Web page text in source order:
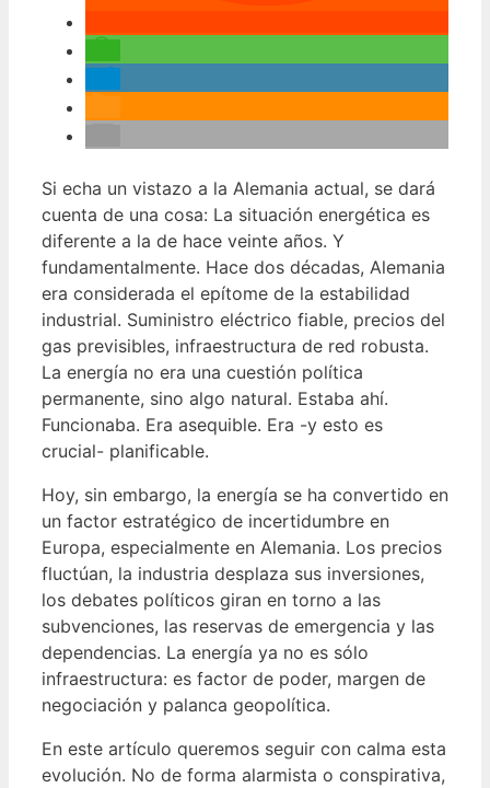
Si echa un vistazo a la Alemania actual, se dará
cuenta de una cosa: La situación energética es
diferente a la de hace veinte años. Y
fundamentalmente. Hace dos décadas, Alemania
era considerada el epítome de la estabilidad
industrial. Suministro eléctrico fiable, precios del
gas previsibles, infraestructura de red robusta.
La energía no era una cuestión política
permanente, sino algo natural. Estaba ahí.
Funcionaba. Era asequible. Era -y esto es
crucial- planificable.
Hoy, sin embargo, la energía se ha convertido en
un factor estratégico de incertidumbre en
Europa, especialmente en Alemania. Los precios
fluctúan, la industria desplaza sus inversiones,
los debates políticos giran en torno a las
subvenciones, las reservas de emergencia y las
dependencias. La energía ya no es sólo
infraestructura: es factor de poder, margen de
negociación y palanca geopolítica.
En este artículo queremos seguir con calma esta
evolución. No de forma alarmista o conspirativa,